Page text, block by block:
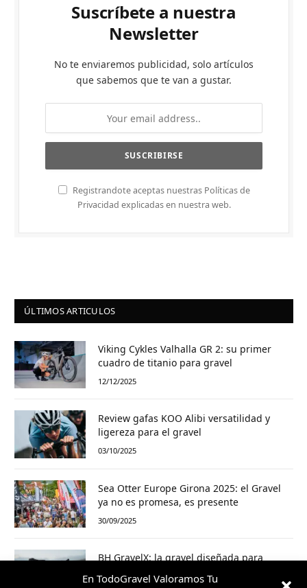
En TodoGravel Valoramos Tu
Suscríbete a nuestra
Newsletter
No te enviaremos publicidad, solo artículos
que sabemos que te van a gustar.
Registrandote aceptas nuestras Políticas de
Privacidad explicadas en nuestra web.
ÚLTIMOS ARTICULOS
Viking Cykles Valhalla GR 2: su primer
cuadro de titanio para gravel
12/12/2025
Review gafas KOO Alibi versatilidad y
ligereza para el gravel
03/10/2025
Sea Otter Europe Girona 2025: el Gravel
ya no es promesa, es presente
30/09/2025
BH GravelX: la gravel diseñada para